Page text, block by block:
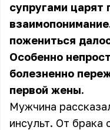
супругами царят
пожениться
Особенно
болезненно
первой жены.
Мужчина
инсульт. От брака